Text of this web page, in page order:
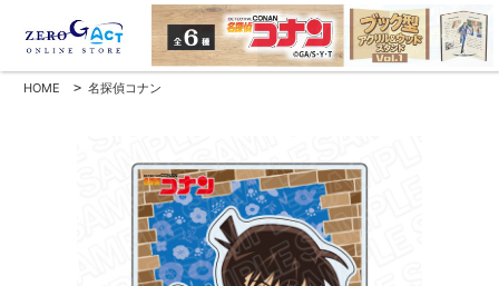
HOME > 名探偵コナン